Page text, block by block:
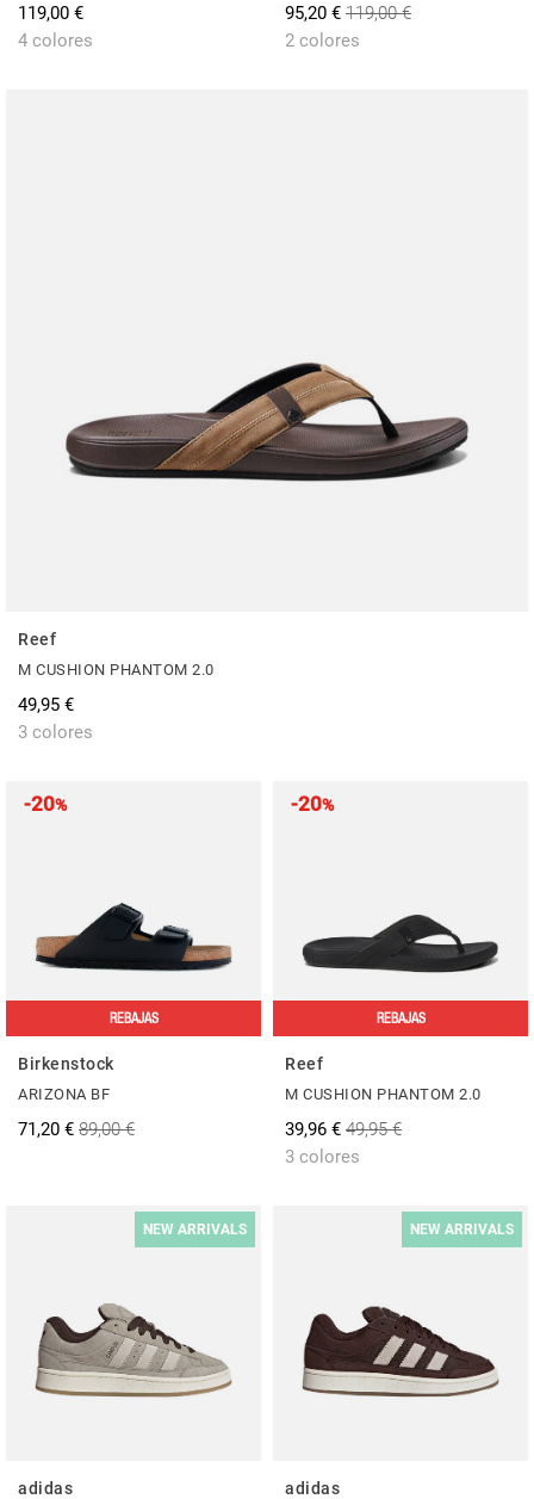
119,00 €
4 colores
95,20 € 119,00 €
2 colores
Reef
M CUSHION PHANTOM 2.0
49,95 €
3 colores
-20%
REBAJAS
Birkenstock
ARIZONA BF
71,20 € 89,00 €
-20%
REBAJAS
Reef
M CUSHION PHANTOM 2.0
39,96 € 49,95 €
3 colores
NEW ARRIVALS
adidas
NEW ARRIVALS
adidas